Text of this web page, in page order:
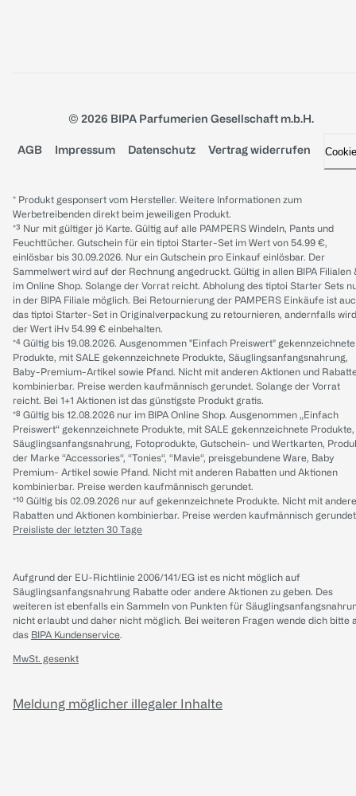
© 2026 BIPA Parfumerien Gesellschaft m.b.H.
AGB Impressum Datenschutz Vertrag widerrufen
* Produkt gesponsert vom Hersteller. Weitere Informationen zum
Werbetreibenden direkt beim jeweiligen Produkt.
*³ Nur mit gültiger jö Karte. Gültig auf alle PAMPERS Windeln, Pants und
Feuchttücher. Gutschein für ein tiptoi Starter-Set im Wert von 54.99 €,
einlösbar bis 30.09.2026. Nur ein Gutschein pro Einkauf einlösbar. Der
Sammelwert wird auf der Rechnung angedruckt. Gültig in allen BIPA Filialen
im Online Shop. Solange der Vorrat reicht. Abholung des tiptoi Starter Sets
in der BIPA Filiale möglich. Bei Retournierung der PAMPERS Einkäufe ist
das tiptoi Starter-Set in Originalverpackung zu retournieren, andernfalls wird
der Wert iHv 54.99 € einbehalten.
*⁴ Gültig bis 19.08.2026. Ausgenommen "Einfach Preiswert" gekennzeichnete
Produkte, mit SALE gekennzeichnete Produkte, Säuglingsanfangsnahrung,
Baby-Premium-Artikel sowie Pfand. Nicht mit anderen Aktionen und
kombinierbar. Preise werden kaufmännisch gerundet. Solange der Vorrat
reicht. Bei 1+1 Aktionen ist das günstigste Produkt gratis.
*⁸ Gültig bis 12.08.2026 nur im BIPA Online Shop. Ausgenommen „Einfach
Preiswert“ gekennzeichnete Produkte, mit SALE gekennzeichnete Produkte,
Säuglingsanfangsnahrung, Fotoprodukte, Gutschein- und Wertkarten,
der Marke “Accessories“, “Tonies“, “Mavie“, preisgebundene Ware, Baby
Premium- Artikel sowie Pfand. Nicht mit anderen Rabatten und Aktionen
kombinierbar. Preise werden kaufmännisch gerundet.
*¹⁰ Gültig bis 02.09.2026 nur auf gekennzeichnete Produkte. Nicht mit
Rabatten und Aktionen kombinierbar. Preise werden kaufmännisch
Preisliste der letzten 30 Tage
Aufgrund der EU-Richtlinie 2006/141/EG ist es nicht möglich auf
Säuglingsanfangsnahrung Rabatte oder andere Aktionen zu geben. Des
weiteren ist ebenfalls ein Sammeln von Punkten für
nicht erlaubt und daher nicht möglich. Bei weiteren Fragen wende dich bitte
das BIPA Kundenservice.
MwSt. gesenkt
Meldung möglicher illegaler Inhalte